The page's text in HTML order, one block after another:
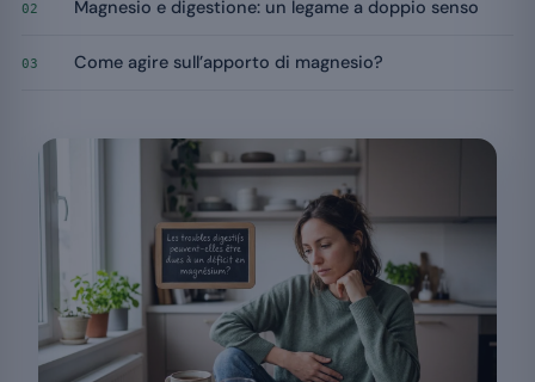
02 Magnesio e digestione: un legame a doppio senso
03 Come agire sull’apporto di magnesio?